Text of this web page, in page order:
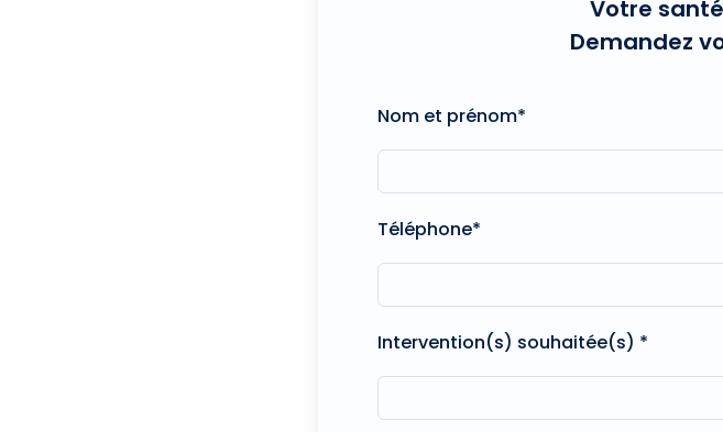
Votre
Demandez
Nom et prénom*
Téléphone*
Intervention(s) souhaitée(s) *